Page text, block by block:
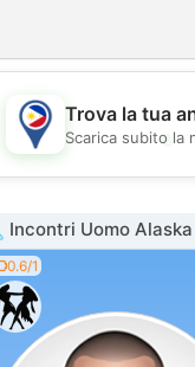
💖
Trova la tua
Scarica subito la
Incontri Uomo Alaska
0.6/1